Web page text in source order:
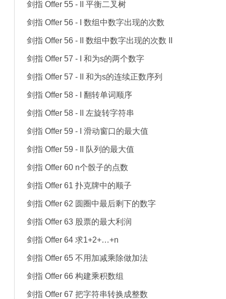
剑指 Offer 55 - II 平衡二叉树
剑指 Offer 56 - I 数组中数字出现的次数
剑指 Offer 56 - II 数组中数字出现的次数 II
剑指 Offer 57 - I 和为s的两个数字
剑指 Offer 57 - II 和为s的连续正数序列
剑指 Offer 58 - I 翻转单词顺序
剑指 Offer 58 - II 左旋转字符串
剑指 Offer 59 - I 滑动窗口的最大值
剑指 Offer 59 - II 队列的最大值
剑指 Offer 60 n个骰子的点数
剑指 Offer 61 扑克牌中的顺子
剑指 Offer 62 圆圈中最后剩下的数字
剑指 Offer 63 股票的最大利润
剑指 Offer 64 求1+2+…+n
剑指 Offer 65 不用加减乘除做加法
剑指 Offer 66 构建乘积数组
剑指 Offer 67 把字符串转换成整数